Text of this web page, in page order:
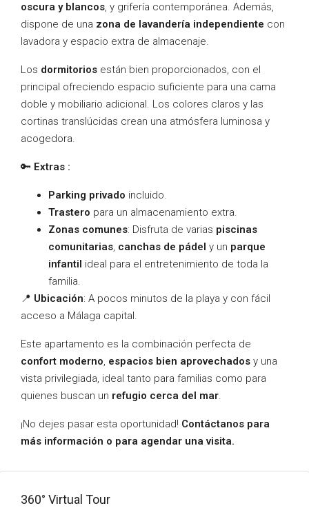
oscura y blancos, y grifería contemporánea. Además,
dispone de una zona de lavandería independiente con
lavadora y espacio extra de almacenaje.
Los dormitorios están bien proporcionados, con el
principal ofreciendo espacio suficiente para una cama
doble y mobiliario adicional. Los colores claros y las
cortinas translúcidas crean una atmósfera luminosa y
acogedora.
🔑 Extras :
Parking privado incluido.
Trastero para un almacenamiento extra.
Zonas comunes: Disfruta de varias piscinas
comunitarias, canchas de pádel y un parque
infantil ideal para el entretenimiento de toda la
familia.
📍 Ubicación: A pocos minutos de la playa y con fácil
acceso a Málaga capital.
Este apartamento es la combinación perfecta de
confort moderno, espacios bien aprovechados y una
vista privilegiada, ideal tanto para familias como para
quienes buscan un refugio cerca del mar.
¡No dejes pasar esta oportunidad! Contáctanos para
más información o para agendar una visita.
360° Virtual Tour